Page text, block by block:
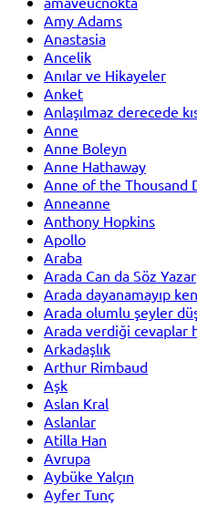
Amy Adams
Anastasia
Ancelik
Anılar ve Hikayeler
Anket
Anlaşılmaz derecede
Anne
Anne Boleyn
Anne Hathaway
Anne of the Thousand
Anneanne
Anthony Hopkins
Apollo
Araba
Arada Can da Söz Yazar
Arada dayanamayıp
Arada olumlu şeyler
Arada verdiği cevaplar
Arkadaşlık
Arthur Rimbaud
Aşk
Aslan Kral
Aslanlar
Atilla Han
Avrupa
Aybüke Yalçın
Ayfer Tunç